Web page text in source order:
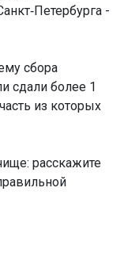
-
сбора
сдали более 1
из которых
расскажите